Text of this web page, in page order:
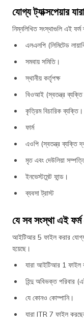
যোগ্য ট্যাক্সপেয়ার
নিম্নলিখিত সংস্থাগুলি এই
এলএলপি (লিমিটেড
সমবায় সমিতি।
স্থানীয় কর্তৃপক্ষ
বিওআই (স্বতন্ত্র ব্যক্তি
কৃত্রিম বিচারিক ব্যক্তি।
ফার্ম
এওপি (স্বতন্ত্র ব্যক্তি
মৃত এবং দেউলিয়া
ইনভেস্টমেন্ট ফান্ড।
ব্যবসা ট্রাস্ট
যে সব সংস্থা এই ফর্ম
আইটিআর 5 ফাইল করার যোগ্য
হয়েছে।
যারা আইটিআর 1 ফাইল
হিন্দু অবিভক্ত পরিবার
যে কোনও কোম্পানি।
যারা ITR 7 ফাইল